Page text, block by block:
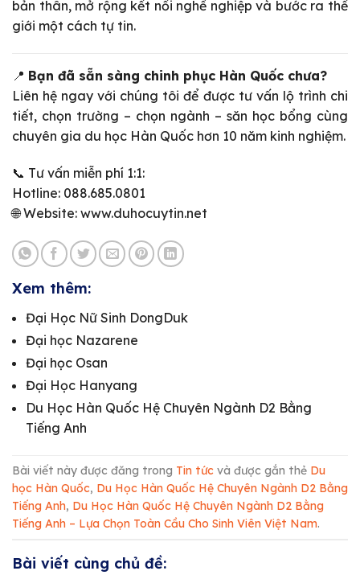
bản thân, mở rộng kết nối nghề nghiệp và bước ra thế
giới một cách tự tin.
📍 Bạn đã sẵn sàng chinh phục Hàn Quốc chưa?
Liên hệ ngay với chúng tôi để được tư vấn lộ trình chi
tiết, chọn trường – chọn ngành – săn học bổng cùng
chuyên gia du học Hàn Quốc hơn 10 năm kinh nghiệm.
📞 Tư vấn miễn phí 1:1:
Hotline: 088.685.0801
🌐 Website: www.duhocuytin.net
Xem thêm:
Đại Học Nữ Sinh DongDuk
Đại học Nazarene
Đại học Osan
Đại Học Hanyang
Du Học Hàn Quốc Hệ Chuyên Ngành D2 Bằng
Tiếng Anh
Bài viết này được đăng trong Tin tức và được gắn thẻ Du
học Hàn Quốc, Du Học Hàn Quốc Hệ Chuyên Ngành D2 Bằng
Tiếng Anh, Du Học Hàn Quốc Hệ Chuyên Ngành D2 Bằng
Tiếng Anh – Lựa Chọn Toàn Cầu Cho Sinh Viên Việt Nam.
Bài viết cùng chủ đề: